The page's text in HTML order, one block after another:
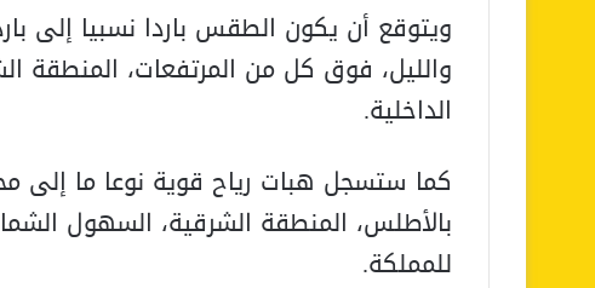
ويتوقع أن يكون الطقس باردا نسبيا إلى
والليل، فوق كل من المرتفعات، المنطقة
الداخلية.
كما ستسجل هبات رياح قوية نوعا ما إلى
بالأطلس، المنطقة الشرقية، السهول
للمملكة.